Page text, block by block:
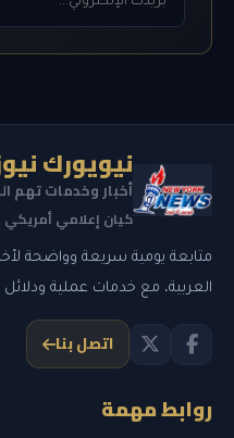
نيويورك
أخبار وخدمات تهم
كيان إعلامي أمريكي مسجل
متابعة يومية سريعة وواضحة
العربية، مع خدمات عملية
اتصل بنا
روابط مهمة